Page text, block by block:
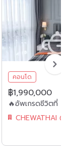
คอนโด
฿1,990,000